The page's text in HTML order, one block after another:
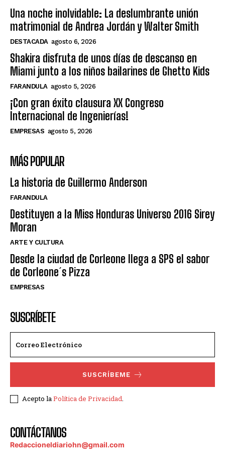
Una noche inolvidable: La deslumbrante unión
matrimonial de Andrea Jordán y Walter Smith
DESTACADA agosto 6, 2026
Shakira disfruta de unos días de descanso en
Miami junto a los niños bailarines de Ghetto Kids
FARANDULA agosto 5, 2026
¡Con gran éxito clausura XX Congreso
Internacional de Ingenierías!
EMPRESAS agosto 5, 2026
MÁS POPULAR
La historia de Guillermo Anderson
FARANDULA
Destituyen a la Miss Honduras Universo 2016 Sirey
Moran
ARTE Y CULTURA
Desde la ciudad de Corleone llega a SPS el sabor
de Corleone´s Pizza
EMPRESAS
SUSCRÍBETE
SUSCRÍBEME
Acepto laPolítica de Privacidad.
CONTÁCTANOS
Redaccioneldiariohn@gmail.com